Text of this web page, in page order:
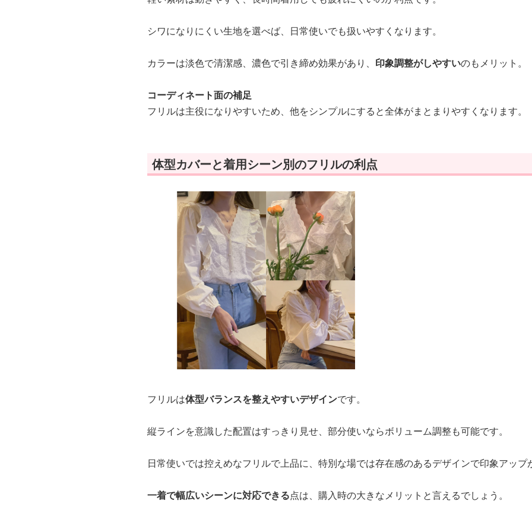
シワになりにくい生地を選べば、日常使いでも扱いやすくなります。
カラーは淡色で清潔感、濃色で引き締め効果があり、 印象調整がしやすいのもメリット。
コーディネート面の補足
フリルは主役になりやすいため、他をシンプルにすると全体がまとまりやすくなります。
体型カバーと着用シーン別のフリルの利点
フリルは体型バランスを整えやすいデザインです。
縦ラインを意識した配置はすっきり見せ、部分使いならボリューム調整も可能です。
日常使いでは控えめなフリルで上品に、特別な場では存在感のあるデザインで印象アップ
一着で幅広いシーンに対応できる点は、購入時の大きなメリットと言えるでしょう。